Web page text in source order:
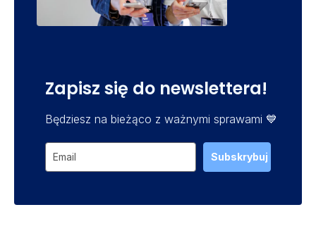
Zapisz się do newslettera!
Będziesz na bieżąco z ważnymi sprawami 💙
Subskrybuj